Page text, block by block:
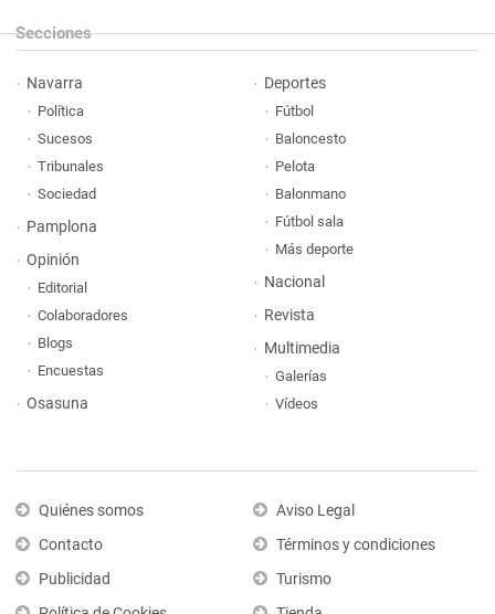
Secciones
Navarra
Política
Sucesos
Tribunales
Sociedad
Pamplona
Opinión
Editorial
Colaboradores
Blogs
Encuestas
Osasuna
Deportes
Fútbol
Baloncesto
Pelota
Balonmano
Fútbol sala
Más deporte
Nacional
Revista
Multimedia
Galerías
Vídeos
Quiénes somos
Contacto
Publicidad
Aviso Legal
Términos y condiciones
Turismo